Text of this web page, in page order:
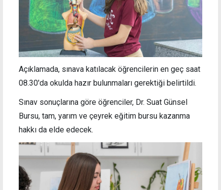
Açıklamada, sınava katılacak öğrencilerin en geç saat
08.30'da okulda hazır bulunmaları gerektiği belirtildi.
Sınav sonuçlarına göre öğrenciler, Dr. Suat Günsel
Bursu, tam, yarım ve çeyrek eğitim bursu kazanma
hakkı da elde edecek.